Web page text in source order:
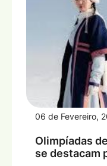
06 de Fevereiro,
Olimpíadas
se destacam